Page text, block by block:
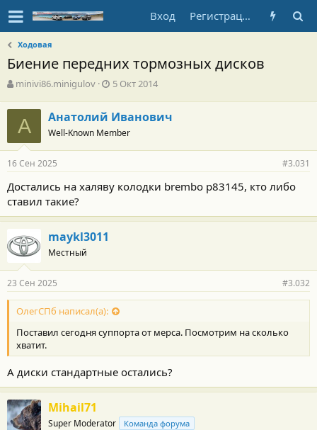
Вход Регистрация
Ходовая
Биение передних тормозных дисков
А
т
р
т
е
м
ы
minivi86.minigulov
Д
а
н
а
л
5 Окт 2014
А Анатолий Иванович
Well-Known Member
16 Сен 2025 #3.031
Достались на халяву колодки brembo р83145, кто либо
ставил такие?
maykl3011
Местный
23 Сен 2025 #3.032
ОлегСПб написал(а):
Поставил сегодня суппорта от мерса. Посмотрим на сколько
хватит.
А диски стандартные остались?
Mihail71
Super Moderator Команда форума